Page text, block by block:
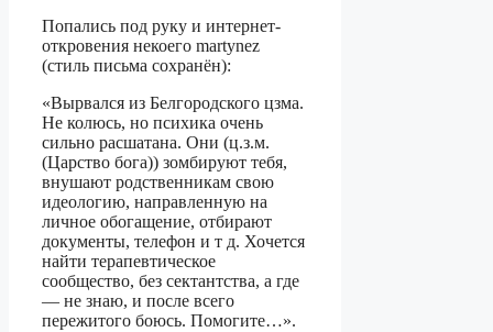
Попались под руку и интернет-
откровения некоего martynez
(стиль письма сохранён):
«Вырвался из Белгородского цзма.
Не колюсь, но психика очень
сильно расшатана. Они (ц.з.м.
(Царство бога)) зомбируют тебя,
внушают родственникам свою
идеологию, направленную на
личное обогащение, отбирают
документы, телефон и т д. Хочется
найти терапевтическое
сообщество, без сектантства, а где
— не знаю, и после всего
пережитого боюсь. Помогите…».